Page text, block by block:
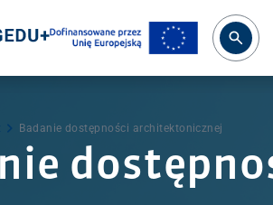
Badanie dostępności architektonicznej